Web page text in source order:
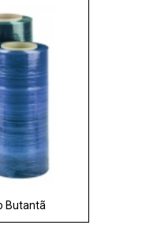
Butantã